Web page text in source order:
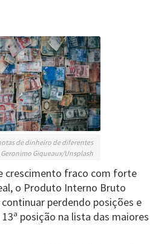
de dinheiro de diferentes
Giqueaux/Unsplash
crescimento fraco com forte
o Produto Interno Bruto
perdendo posições e
13ª posição na lista das maiores